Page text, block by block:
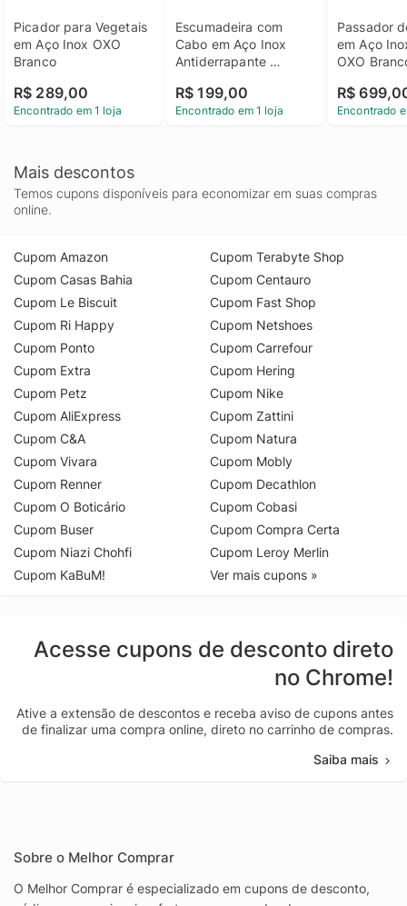
Picador para Vegetais
em Aço Inox OXO
Branco
R$ 289,00
Encontrado em 1 loja
Escumadeira com
Cabo em Aço Inox
Antiderrapante
R$ 199,00
Encontrado em 1 loja
Passador
em Aço
OXO
R$
Encontrado
Mais descontos
Temos cupons disponíveis para economizar em suas compras
online.
Cupom Amazon
Cupom Casas Bahia
Cupom Le Biscuit
Cupom Ri Happy
Cupom Ponto
Cupom Extra
Cupom Petz
Cupom AliExpress
Cupom C&A
Cupom Vivara
Cupom Renner
Cupom O Boticário
Cupom Buser
Cupom Niazi Chohfi
Cupom KaBuM!
Cupom Terabyte Shop
Cupom Centauro
Cupom Fast Shop
Cupom Netshoes
Cupom Carrefour
Cupom Hering
Cupom Nike
Cupom Zattini
Cupom Natura
Cupom Mobly
Cupom Decathlon
Cupom Cobasi
Cupom Compra Certa
Cupom Leroy Merlin
Ver mais cupons »
Acesse cupons de desconto direto
no Chrome!
Ative a extensão de descontos e receba aviso de cupons antes
de finalizar uma compra online, direto no carrinho de compras.
Saiba mais
Sobre o Melhor Comprar
O Melhor Comprar é especializado em cupons de desconto,